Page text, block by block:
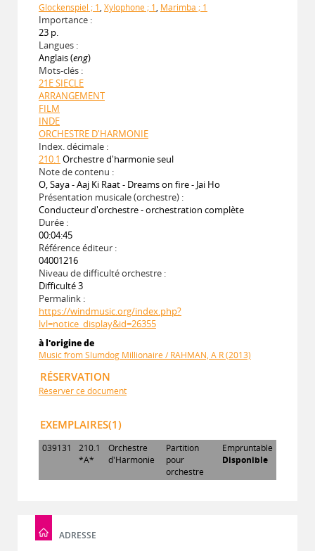
Glockenspiel ; 1, Xylophone ; 1, Marimba ; 1
Importance :
23 p.
Langues :
Anglais (eng)
Mots-clés :
21E SIECLE
ARRANGEMENT
FILM
INDE
ORCHESTRE D'HARMONIE
Index. décimale :
210.1 Orchestre d'harmonie seul
Note de contenu :
O, Saya - Aaj Ki Raat - Dreams on fire - Jai Ho
Présentation musicale (orchestre) :
Conducteur d'orchestre - orchestration complète
Durée :
00:04:45
Référence éditeur :
04001216
Niveau de difficulté orchestre :
Difficulté 3
Permalink :
https://windmusic.org/index.php?
lvl=notice_display&id=26355
à l'origine de
Music from Slumdog Millionaire / RAHMAN, A R (2013)
RÉSERVATION
Réserver ce document
EXEMPLAIRES(1)
039131
210.1
*A*
Orchestre
d'Harmonie
Partition
pour
orchestre
Empruntable
Disponible
ADRESSE